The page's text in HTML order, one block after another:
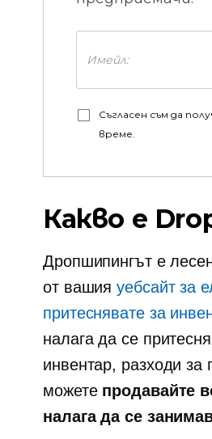
Съгласен съм да
време.
Какво е
Дропшипингът е
от вашияуебсайт за
притеснявате за
налага да се
инвентар, разходи
можете продавайте
налага да се